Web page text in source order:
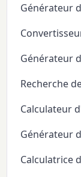
Générateur
Générateur
Recherche
Calculateur
Générateur
Calculatrice